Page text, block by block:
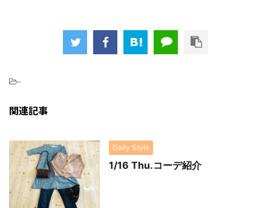
-
関連記事
Daily Style
1/16 Thu.コーデ紹介